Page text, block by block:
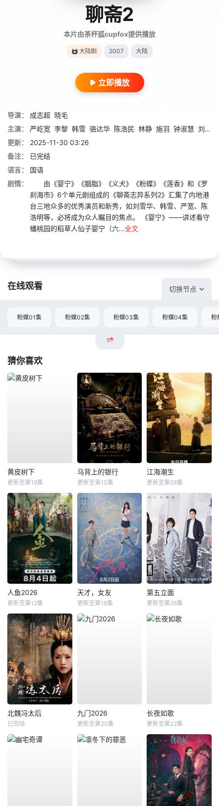
聊斋2
本片由茶杯狐cupfox提供播放
大陆剧 2007 大陆
立即播放
导演： 成志超 晓毛
主演：
严屹宽 李黎 韩雪 骆达华 陈浩民 林静 施羽 钟淑慧 刘品言
更新：
2025-11-30 03:26
备注：
已完结
语言：
国语
剧情：
由《婴宁》《胭脂》《义犬》《粉蝶》《莲香》和《罗
刹海市》6个单元剧组成的《聊斋志异系列2》汇集了内地港
台三地众多的优秀演员和新秀，如刘雪华、韩雪、严宽、陈
浩明等，必将成为众人瞩目的焦点。 《婴宁》——讲述看守
蟠桃园的稻草人仙子婴宁（六...全文
在线观看 切换节点
粉蝶01集 粉蝶02集 粉蝶03集 粉蝶04集 粉
猜你喜欢
黄皮树下
更新至第19集
马背上的银行
更新至第10集
江海潮生
更新至第28集
人鱼2026
更新至第12集
天才，女友
更新至第18集
第五立面
更新至第28集
北魏冯太后
已完结
九门2026
更新至第20集
长夜如歌
更新至第22集